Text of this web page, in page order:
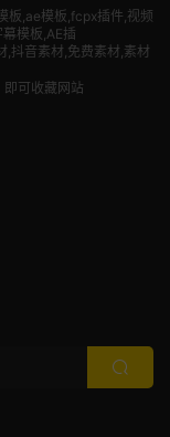
板,ae模板,fcpx插件,视频
模板,AE插
抖音素材,免费素材,素材
可收藏网站